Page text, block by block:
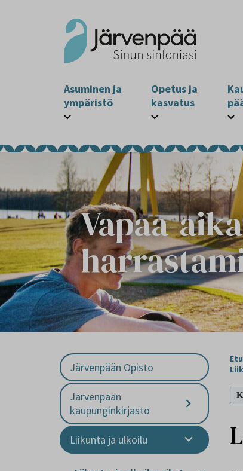
Asuminen ja
ympäristö
Opetus ja
kasvatus
Vapaa-
Järvenpään Opisto
Järvenpään
kaupunginkirjasto
Liikunta ja ulkoilu